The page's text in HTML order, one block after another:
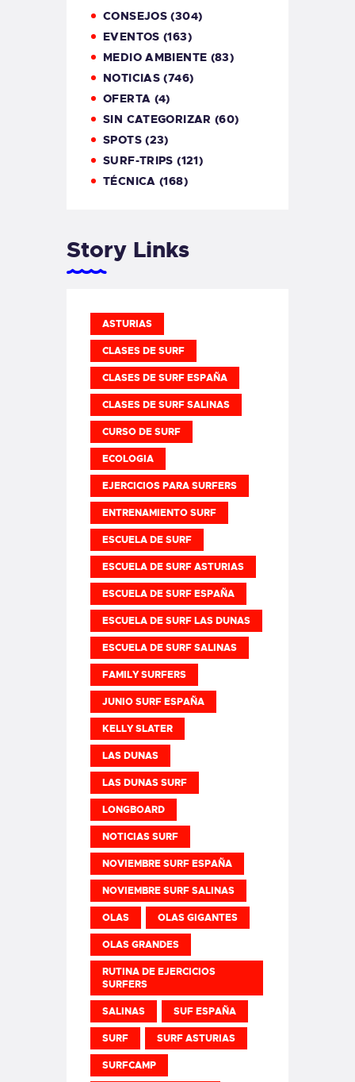
CONSEJOS (304)
EVENTOS (163)
MEDIO AMBIENTE (83)
NOTICIAS (746)
OFERTA (4)
SIN CATEGORIZAR (60)
SPOTS(23)
SURF-TRIPS (121)
TÉCNICA (168)
Story Links
ASTURIAS
CLASES DE SURF
CLASES DE SURF ESPAÑA
CLASES DE SURF SALINAS
CURSO DE SURF
ECOLOGIA
EJERCICIOS PARA SURFERS
ENTRENAMIENTO SURF
ESCUELA DE SURF
ESCUELA DE SURF ASTURIAS
ESCUELA DE SURF ESPAÑA
ESCUELA DE SURF LAS DUNAS
ESCUELA DE SURF SALINAS
FAMILY SURFERS
JUNIO SURF ESPAÑA
KELLY SLATER
LAS DUNAS
LAS DUNAS SURF
LONGBOARD
NOTICIAS SURF
NOVIEMBRE SURF ESPAÑA
NOVIEMBRE SURF SALINAS
OLAS OLAS GIGANTES
OLAS GRANDES
RUTINA DE EJERCICIOS
SURFERS
SALINAS SUF ESPAÑA
SURF SURF ASTURIAS
SURFCAMP